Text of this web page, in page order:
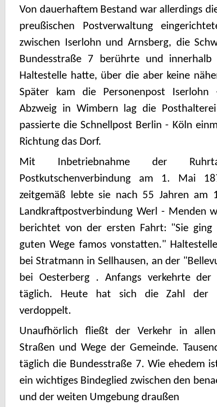
Von dauerhaftem Bestand war allerdings
preußischen Postverwaltung
zwischen Iserlohn und Arnsberg, die
Bundesstraße 7 berührte und innerhalb
Haltestelle hatte, über die aber keine
Später kam die Personenpost
Abzweig in Wimbern lag die
passierte die Schnellpost Berlin - Köln
Richtung das Dorf.
Mit Inbetriebnahme der
Postkutschenverbindung am 1. Mai
zeitgemäß lebte sie nach 55 Jahren
Landkraftpostverbindung Werl - Menden
berichtet von der ersten Fahrt: "Sie
guten Wege famos vonstatten."
bei Stratmann in Sellhausen, an der
bei Oesterberg . Anfangs verkehrte der
täglich. Heute hat sich die Zahl der
verdoppelt.
Unaufhörlich fließt der Verkehr in
Straßen und Wege der Gemeinde.
täglich die Bundesstraße 7. Wie ehedem
ein wichtiges Bindeglied zwischen den
und der weiten Umgebung draußen